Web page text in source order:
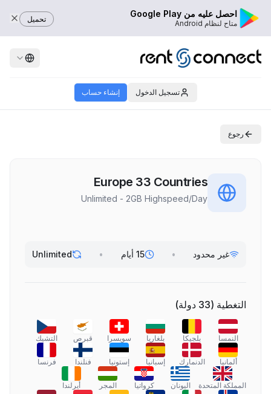
احصل عليه من Google Play
متاح لنظام Android تحميل
تسجيل الدخول إنشاء حساب
رجوع
Europe 33 Countries
Unlimited - 2GB Highspeed/Day
غير محدود • 15 أيام •
Unlimited
التغطية (
33 دولة)
النمسا بلجيكا بلغاريا سويسرا قبرص التشيك
ألمانيا الدنمارك إسبانيا إستونيا فنلندا فرنسا
المملكة المتحدة اليونان كرواتيا المجر أيرلندا